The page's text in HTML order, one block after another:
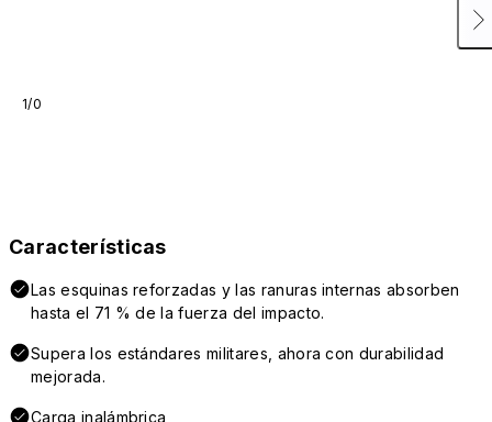
1/0
Características
Las esquinas reforzadas y las ranuras internas absorben
hasta el 71 % de la fuerza del impacto.
Supera los estándares militares, ahora con durabilidad
mejorada.
Carga inalámbrica